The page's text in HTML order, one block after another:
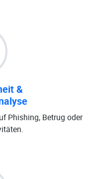
&
Phishing, Betrug oder